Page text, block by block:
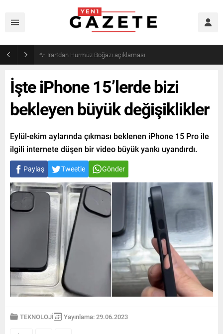
Öğrenci affı yürürlüğe girdi!
İşte iPhone 15’lerde bizi
bekleyen büyük değişiklikler
Eylül-ekim aylarında çıkması beklenen iPhone 15 Pro ile
ilgili internete düşen bir video büyük yankı uyandırdı.
Paylaş Tweetle Gönder
TEKNOLOJİ Yayınlama: 29.06.2023